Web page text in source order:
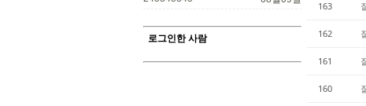
로그인한 사람
163
162
161
160